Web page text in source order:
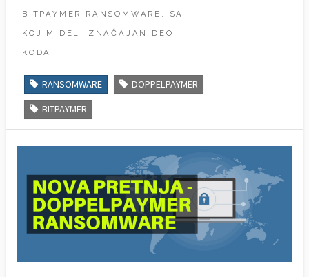
BITPAYMER RANSOMWARE, SA
KOJIM DELI ZNAČAJAN DEO
KODA.
RANSOMWARE DOPPELPAYMER
BITPAYMER